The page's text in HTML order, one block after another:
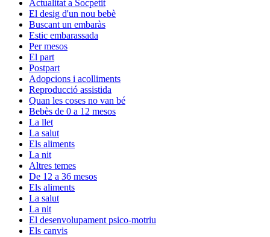
Actualitat a Socpetit
El desig d'un nou bebè
Buscant un embaràs
Estic embarassada
Per mesos
El part
Postpart
Adopcions i acolliments
Reproducció assistida
Quan les coses no van bé
Bebès de 0 a 12 mesos
La llet
La salut
Els aliments
La nit
Altres temes
De 12 a 36 mesos
Els aliments
La salut
La nit
El desenvolupament psico-motriu
Els canvis